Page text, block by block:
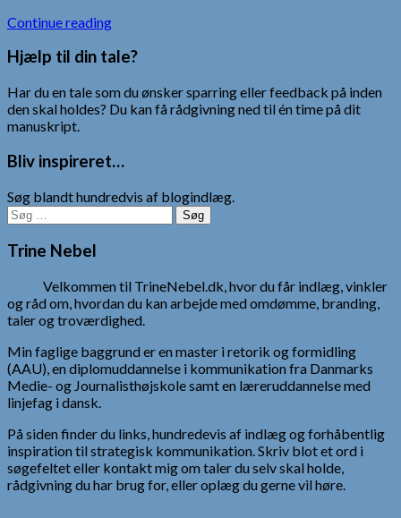
Continue reading
Hjælp til din tale?
Har du en tale som du ønsker sparring eller feedback på inden
den skal holdes? Du kan få rådgivning ned til én time på dit
manuskript.
Bliv inspireret…
Søg blandt hundredvis af blogindlæg.
Søg
efter:
Trine Nebel
Velkommen til TrineNebel.dk, hvor du får indlæg, vinkler
og råd om, hvordan du kan arbejde med omdømme, branding,
taler og troværdighed.
Min faglige baggrund er en master i retorik og formidling
(AAU), en diplomuddannelse i kommunikation fra Danmarks
Medie- og Journalisthøjskole samt en læreruddannelse med
linjefag i dansk.
På siden finder du links, hundredevis af indlæg og forhåbentlig
inspiration til strategisk kommunikation. Skriv blot et ord i
søgefeltet eller kontakt mig om taler du selv skal holde,
rådgivning du har brug for, eller oplæg du gerne vil høre.